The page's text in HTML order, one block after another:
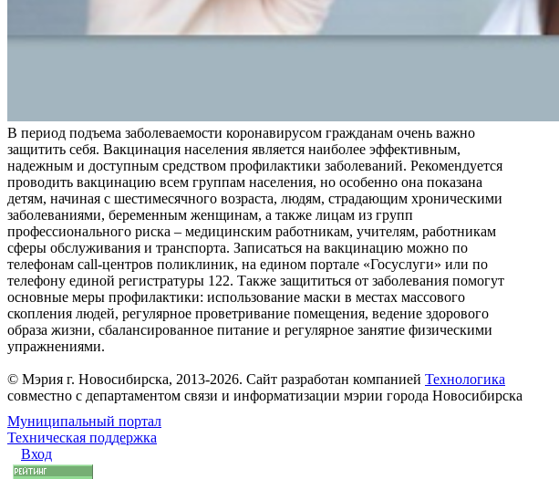
В период подъема заболеваемости коронавирусом гражданам очень важно
защитить себя. Вакцинация населения является наиболее эффективным,
надежным и доступным средством профилактики заболеваний. Рекомендуется
проводить вакцинацию всем группам населения, но особенно она показана
детям, начиная с шестимесячного возраста, людям, страдающим хроническими
заболеваниями, беременным женщинам, а также лицам из групп
профессионального риска – медицинским работникам, учителям, работникам
сферы обслуживания и транспорта. Записаться на вакцинацию можно по
телефонам call-центров поликлиник, на едином портале «Госуслуги» или по
телефону единой регистратуры 122. Также защититься от заболевания помогут
основные меры профилактики: использование маски в местах массового
скопления людей, регулярное проветривание помещения, ведение здорового
образа жизни, сбалансированное питание и регулярное занятие физическими
упражнениями.
© Мэрия г. Новосибирска, 2013-2026. Сайт разработан компанией Технологика
совместно с департаментом связи и информатизации мэрии города Новосибирска
Муниципальный портал
Техническая поддержка
Вход